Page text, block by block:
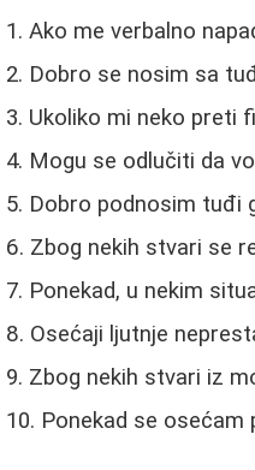
Ako me verbalno
Dobro se nosim sa
Ukoliko mi neko preti
Mogu se odlučiti da
Dobro podnosim tuđi
Zbog nekih stvari se
Ponekad, u nekim
Osećaji ljutnje
Zbog nekih stvari iz
Ponekad se osećam